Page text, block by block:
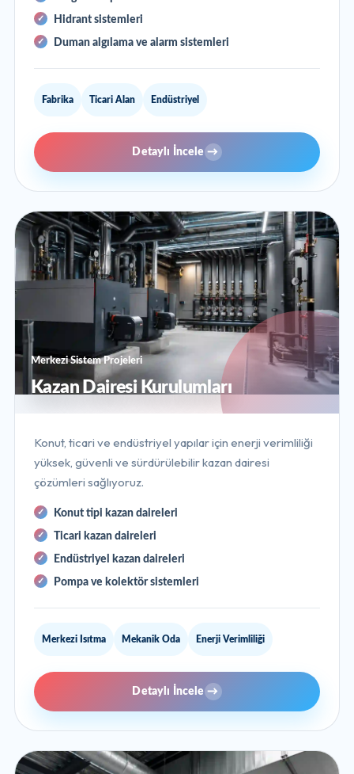
Hidrant sistemleri
Duman algılama ve alarm sistemleri
Fabrika Ticari Alan Endüstriyel
Detaylı İncele →
Merkezi Sistem Projeleri
Kazan Dairesi Kurulumları
Konut, ticari ve endüstriyel yapılar için enerji verimliliği
yüksek, güvenli ve sürdürülebilir kazan dairesi
çözümleri sağlıyoruz.
Konut tipi kazan daireleri
Ticari kazan daireleri
Endüstriyel kazan daireleri
Pompa ve kolektör sistemleri
Merkezi Isıtma Mekanik Oda Enerji Verimliliği
Detaylı İncele →